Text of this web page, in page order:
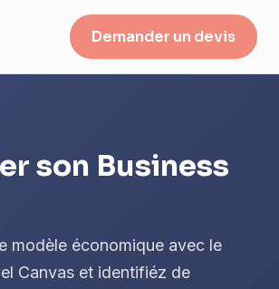
Demander un devis
son Business
modèle économique avec le
Canvas et identifiéz de